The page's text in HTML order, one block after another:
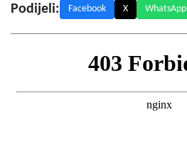
Podijeli: Facebook X WhatsApp